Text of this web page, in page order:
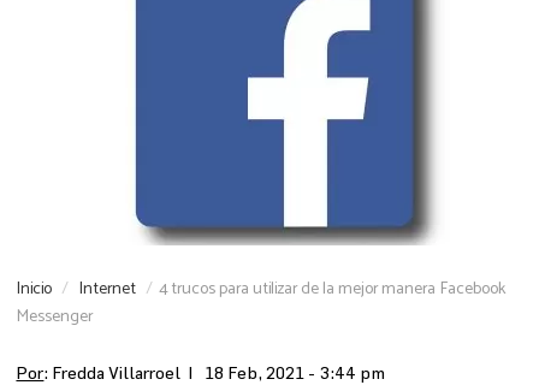
Inicio Internet
4 trucos para utilizar de la mejor manera Facebook
Messenger
Por: Fredda Villarroel | 18 Feb, 2021 - 3:44 pm